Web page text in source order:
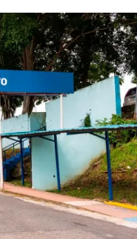
Video, Japón:
deja heridos y
daños en